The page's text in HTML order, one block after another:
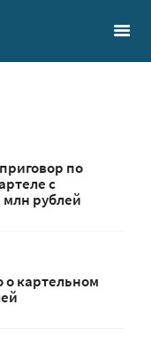
по
с
рублей
о картельном